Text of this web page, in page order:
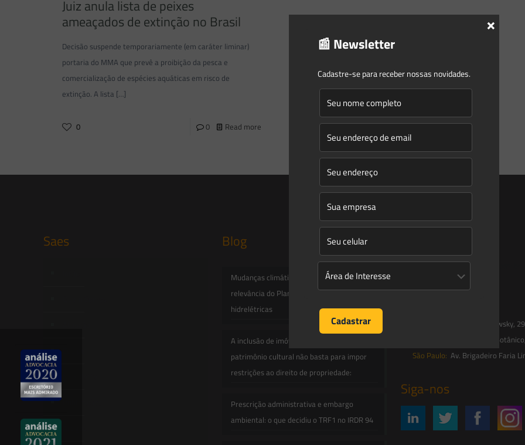
Juiz anula lista de peixes
ameaçados de extinção no Brasil
Decisão suspende temporariamente (em caráter liminar)
portaria do MMA que prevê a proibição da pesca e
comercialização de espécies aquáticas em risco de
extinção. A lista […]
0 0 Read more
Saes Blog
Mudanças climáticas, risco operacional e a
relevância do Plano Clima 2026 para as
hidrelétricas
A inclusão de imóvel em inventário de
patrimônio cultural não basta para impor
restrições ao direito de propriedade:
Prescrição administrativa e embargo
ambiental: o que decidiu o TRF1 no IRDR 94
contato@saesadvogados.com.br
Av. Trompowsky,
R. Jardim
São Paulo: Av. Brigadeiro Faria
Siga-nos
📰 Newsletter
Cadastre-se para receber nossas novidades.
×